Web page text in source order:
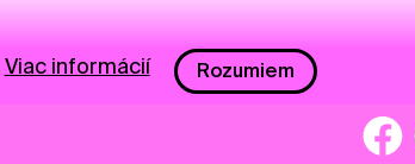
Viac informácií Rozumiem